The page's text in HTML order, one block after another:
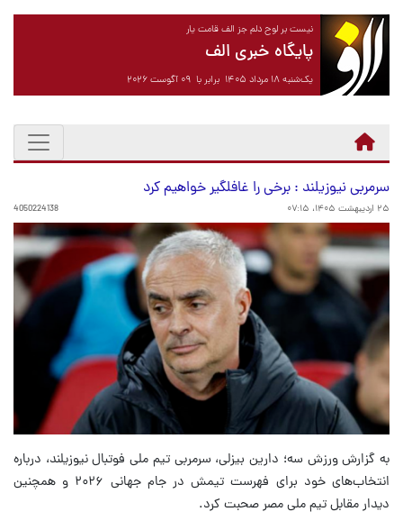
نیست بر لوح دلم جز الف قامت یار
پایگاه خبری الف
یک‌شنبه ۱۸ مرداد ۱۴۰۵ برابر با ۰۹ آگوست ۲۰۲۶
سرمربی نیوزیلند : برخی را غافلگیر خواهیم کرد
۲۵ اردیبهشت ۱۴۰۵، ۰۷:۱۵ 4050224138
به گزارش ورزش سه؛ دارین بیزلی، سرمربی تیم ملی فوتبال نیوزیلند، درباره
انتخاب‌های خود برای فهرست تیمش در جام جهانی ۲۰۲۶ و همچنین
دیدار مقابل تیم ملی مصر صحبت کرد.